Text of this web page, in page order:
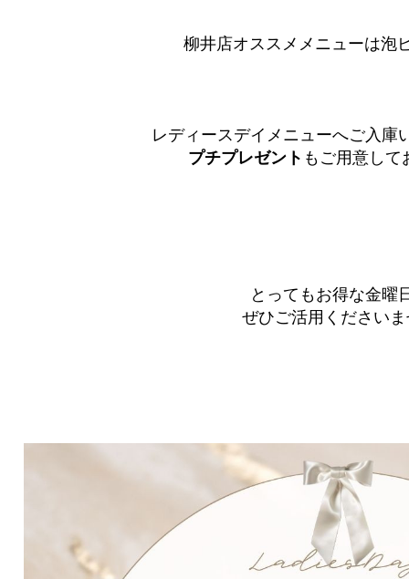
柳井店オススメメニューは泡
レディースデイメニューへご入庫
プチプレゼント もご用意して
とってもお得な金曜
ぜひご活用ください